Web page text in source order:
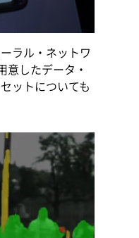
ラル・ネットワ
意したデータ・
ットについても